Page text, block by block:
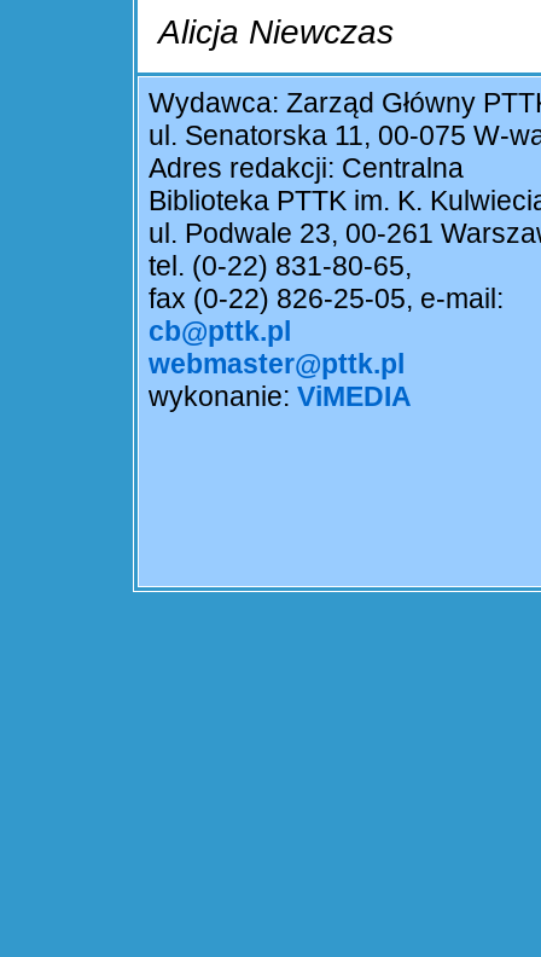
Alicja Niewczas
Wydawca: Zarząd Główny
ul. Senatorska 11, 00-075 W-
Adres redakcji: Centralna
Biblioteka PTTK im. K.
ul. Podwale 23, 00-261
tel. (0-22) 831-80-65,
fax (0-22) 826-25-05, e-mail:
cb@pttk.pl
webmaster@pttk.pl
wykonanie: ViMEDIA